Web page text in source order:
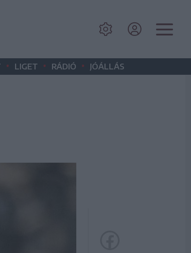
• LIGET • RÁDIÓ • JÓÁLLÁS